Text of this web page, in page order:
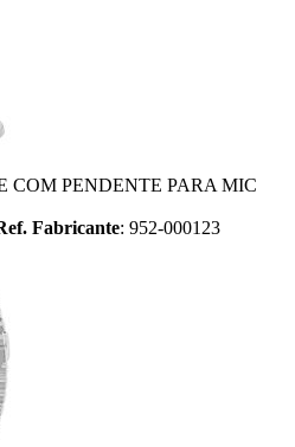
COM PENDENTE PARA MIC
Fabricante: 952-000123